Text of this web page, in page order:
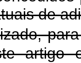
de
para
artigo